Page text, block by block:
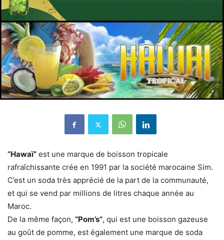
“Hawaï” est une marque de boisson tropicale
rafraîchissante crée en 1991 par la société marocaine Sim.
C’est un soda très apprécié de la part de la communauté,
et qui se vend par millions de litres chaque année au
Maroc.
De la même façon, “Pom’s”, qui est une boisson gazeuse
au goût de pomme, est également une marque de soda